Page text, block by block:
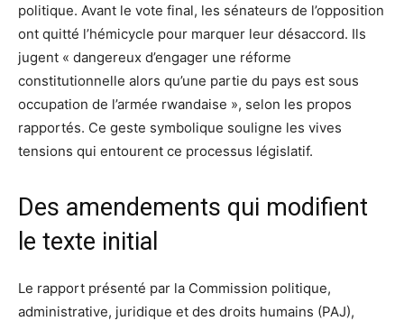
politique. Avant le vote final, les sénateurs de l’opposition
ont quitté l’hémicycle pour marquer leur désaccord. Ils
jugent « dangereux d’engager une réforme
constitutionnelle alors qu’une partie du pays est sous
occupation de l’armée rwandaise », selon les propos
rapportés. Ce geste symbolique souligne les vives
tensions qui entourent ce processus législatif.
Des amendements qui modifient
le texte initial
Le rapport présenté par la Commission politique,
administrative, juridique et des droits humains (PAJ),